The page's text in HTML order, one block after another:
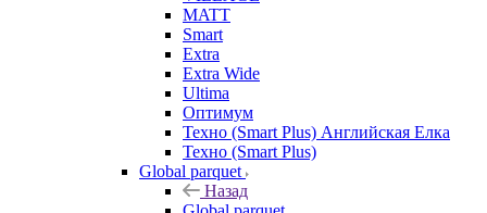
MATT
Smart
Extra
Extra Wide
Ultima
Оптимум
Техно (Smart Plus) Английская Елка
Техно (Smart Plus)
Global parquet
Назад